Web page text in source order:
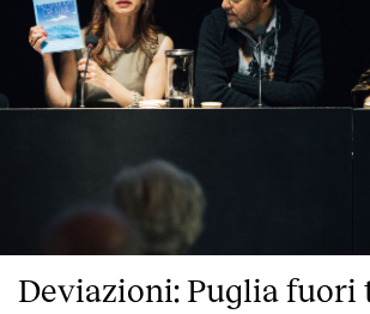
Deviazioni: Puglia fuori